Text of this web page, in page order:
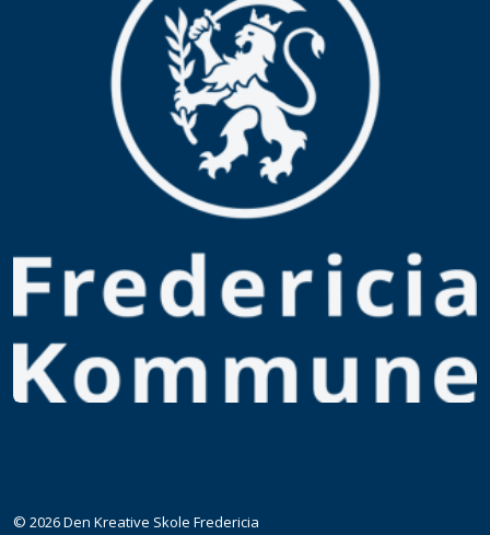
© 2026 Den Kreative Skole Fredericia